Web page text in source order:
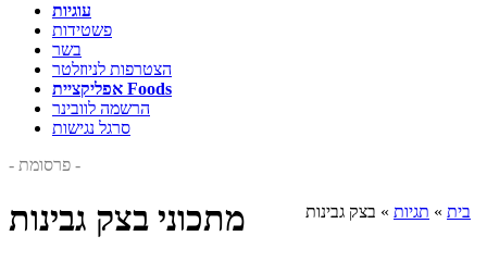
עוגיות
פשטידות
בשר
הצטרפות לניוזלטר
אפליקציית Foods
הרשמה לוובינר
סרגל נגישות
- פרסומת -
בית » תגיות » בצק גבינות מתכוני בצק גבינות